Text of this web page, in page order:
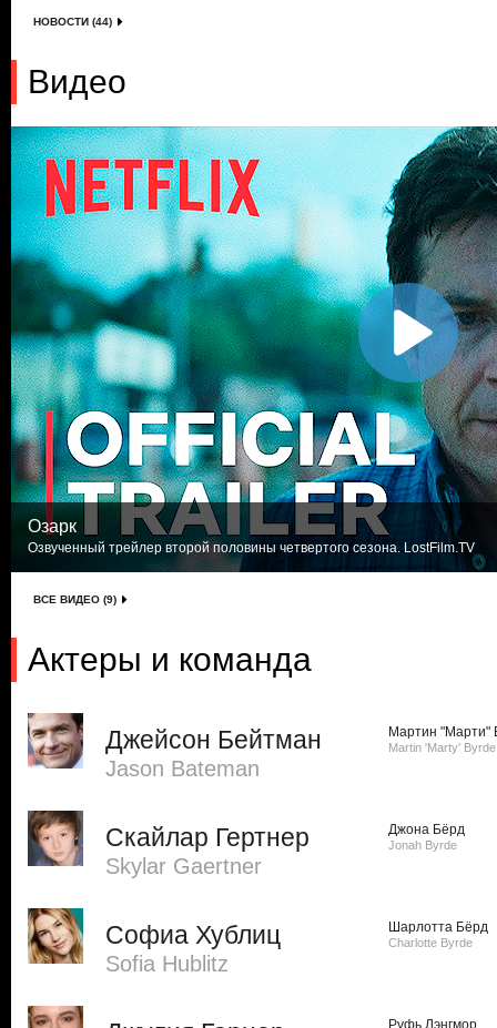
НОВОСТИ (44)
Видео
Озарк
Озвученный трейлер второй половины четвертого сезона. LostFilm.TV
ВСЕ ВИДЕО (9)
Актеры и команда
Джейсон Бейтман
Jason Bateman
Мартин "Марти"
Martin 'Marty' Byrde
Скайлар Гертнер
Skylar Gaertner
Джона Бёрд
Jonah Byrde
Софиа Хублиц
Sofia Hublitz
Шарлотта Бёрд
Charlotte Byrde
Руфь Лэнгмор